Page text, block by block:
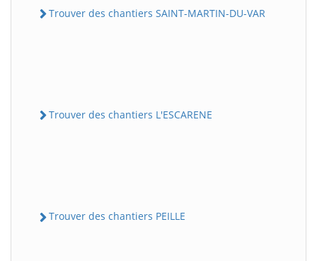
Trouver des chantiers SAINT-MARTIN-DU-VAR
Trouver des chantiers L'ESCARENE
Trouver des chantiers PEILLE